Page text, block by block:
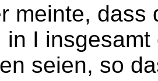
meinte, dass
I insgesamt
seien, so